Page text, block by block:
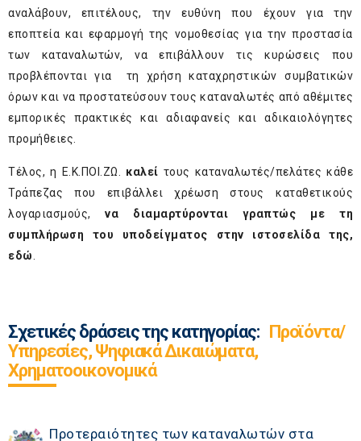
αναλάβουν, επιτέλους, την ευθύνη που έχουν για την
εποπτεία και εφαρμογή της νομοθεσίας για την προστασία
των καταναλωτών, να επιβάλλουν τις κυρώσεις που
προβλέπονται για τη χρήση καταχρηστικών συμβατικών
όρων και να προστατεύσουν τους καταναλωτές από αθέμιτες
εμπορικές πρακτικές και αδιαφανείς και αδικαιολόγητες
προμήθειες.
Τέλος, η Ε.Κ.ΠΟΙ.ΖΩ. καλεί τους καταναλωτές/πελάτες κάθε
Τράπεζας που επιβάλλει χρέωση στους καταθετικούς
λογαριασμούς,να διαμαρτύρονται γραπτώς με τη
συμπλήρωση του υποδείγματος στην ιστοσελίδα της,
εδώ.
Σχετικές δράσεις της κατηγορίας: Προϊόντα/
Υπηρεσίες, Ψηφιακά Δικαιώματα,
Χρηματοοικονομικά
Προτεραιότητες των καταναλωτών στα